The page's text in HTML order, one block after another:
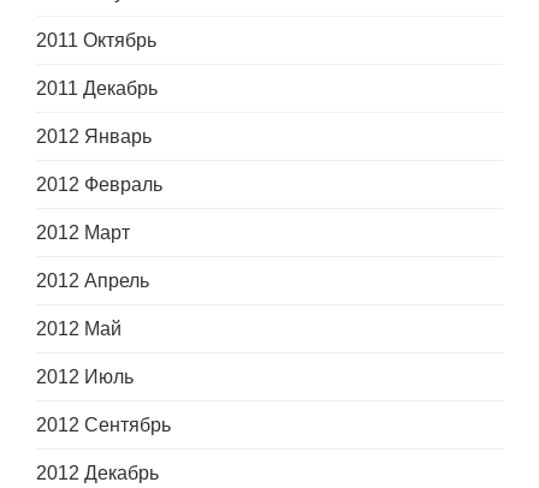
2011 Октябрь
2011 Декабрь
2012 Январь
2012 Февраль
2012 Март
2012 Апрель
2012 Май
2012 Июль
2012 Сентябрь
2012 Декабрь